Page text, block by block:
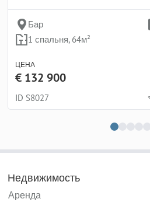
Бар
1 спальня, 64м²
ЦЕНА
€ 132 900
ID S8027
Недвижимость
Аренда